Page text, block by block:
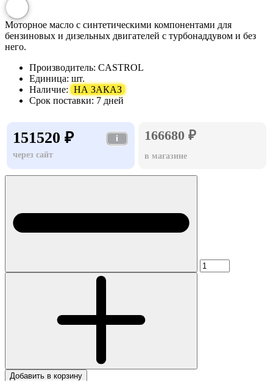
Моторное масло с синтетическими компонентами для
бензиновых и дизельных двигателей с турбонаддувом и без
него.
Производитель: CASTROL
Единица: шт.
Наличие: НА ЗАКАЗ
Срок поставки: 7 дней
151520 ₽
i
через сайт
166680 ₽
в магазине
Добавить в корзину